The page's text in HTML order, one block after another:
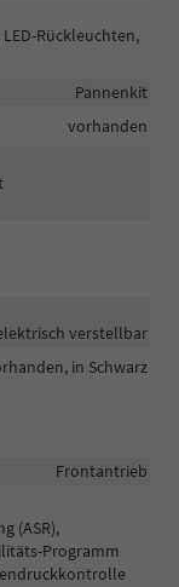
Rückleuchten,
Pannenkit
vorhanden
verstellbar
in Schwarz
Frontantrieb
(ASR),
Programm